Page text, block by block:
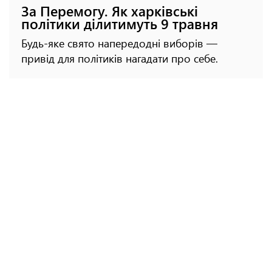
За Перемогу. Як харківські
політики ділитимуть 9 травня
Будь-яке свято напередодні виборів —
привід для політиків нагадати про себе.